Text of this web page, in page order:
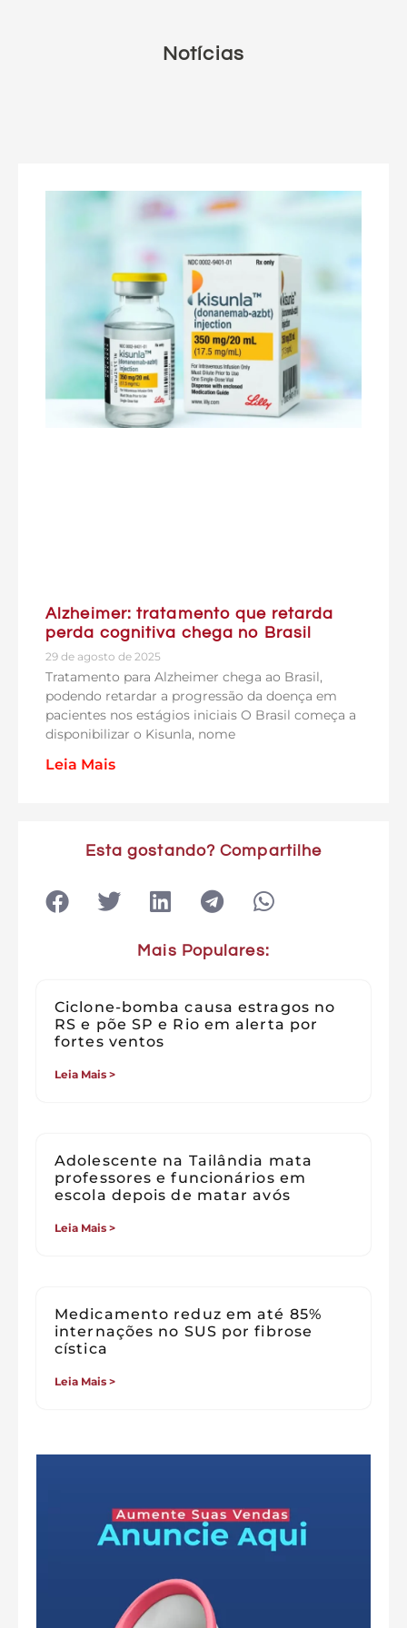
Notícias
Alzheimer: tratamento que retarda
perda cognitiva chega no Brasil
29 de agosto de 2025
Tratamento para Alzheimer chega ao Brasil,
podendo retardar a progressão da doença em
pacientes nos estágios iniciais O Brasil começa a
disponibilizar o Kisunla, nome
Leia Mais
Esta gostando? Compartilhe
Mais Populares:
Ciclone-bomba causa estragos no
RS e põe SP e Rio em alerta por
fortes ventos
Leia Mais >
Adolescente na Tailândia mata
professores e funcionários em
escola depois de matar avós
Leia Mais >
Medicamento reduz em até 85%
internações no SUS por fibrose
cística
Leia Mais >